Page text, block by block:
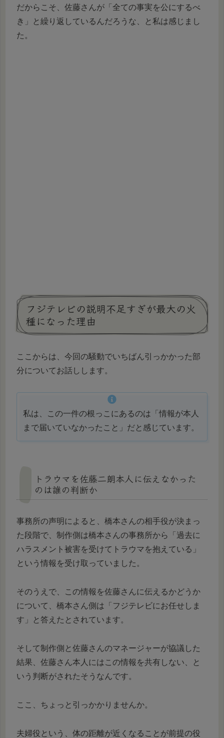
だからこそ、佐藤さんが「全ての事実を公にするべ
き」と繰り返しているんだろうな、と私は感じまし
た。
フジテレビの説明不足すぎが最大の火
種になった理由
ここからは、今回の騒動でいちばん引っかかった部
分についてお話しします。
私は、この一件の根っこにあるのは「情報が本人
まで届いていなかったこと」だと感じています。
トラウマを佐藤二朗本人に伝えなかった
のは誰の判断か
事務所の声明によると、橋本さんの相手役が決まっ
た段階で、制作側は橋本さんの事務所から「過去に
ハラスメント被害を受けてトラウマを抱えている」
という情報を受け取っていました。
そのうえで、この情報を佐藤さんに伝えるかどうか
について、橋本さん側は「フジテレビにお任せしま
す」と答えたとされています。
そして制作側と佐藤さんのマネージャーが協議した
結果、佐藤さん本人にはこの情報を共有しない、と
いう判断がされたそうなんです。
ここ、ちょっと引っかかりませんか。
夫婦役という、体の距離が近くなることが前提の役